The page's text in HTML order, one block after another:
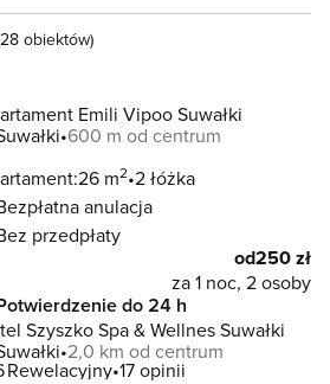
28 obiektów)
Emili Vipoo Suwałki
600 m od centrum
26 m2 2 łóżka
anulacja
przedpłaty
od250 zł
za 1 noc, 2 osoby
do 24 h
Szyszko Spa & Wellnes Suwałki
2,0 km od centrum
Rewelacyjny 17 opinii